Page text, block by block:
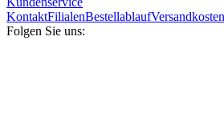
KontaktFilialenBestellablaufVersandkosten
Folgen Sie uns: